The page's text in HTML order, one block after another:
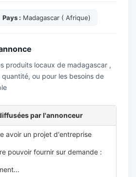
Pays : Madagascar ( Afrique)
produits locaux de madagascar ,
ou pour les besoins de
par l'annonceur
avoir un projet d'entreprise
pouvoir fournir sur demande :